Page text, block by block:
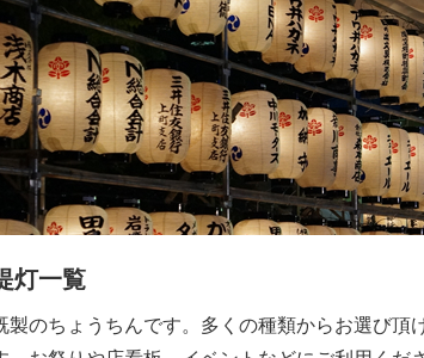
灯一覧
製のちょうちんです。多くの種類からお選び頂